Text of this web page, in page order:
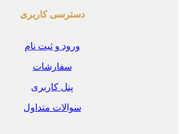
دسترسی کاربری
ورود و ثبت نام
سفارشات
پنل کاربری
سوالات متداول